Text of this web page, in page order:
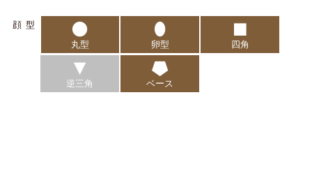
顔型
丸型
卵型 四角
逆三角 ベース